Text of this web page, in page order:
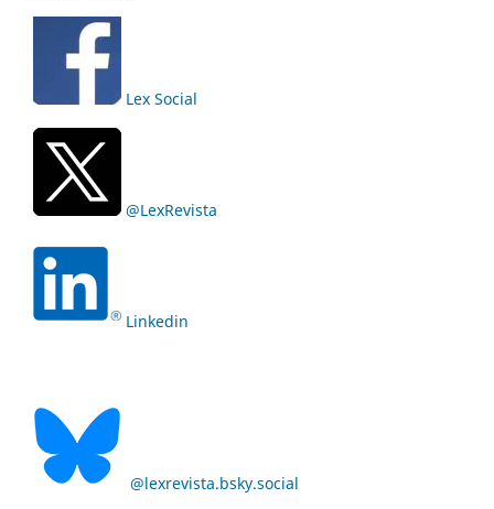
Lex Social
@LexRevista
Linkedin
@lexrevista.bsky.social